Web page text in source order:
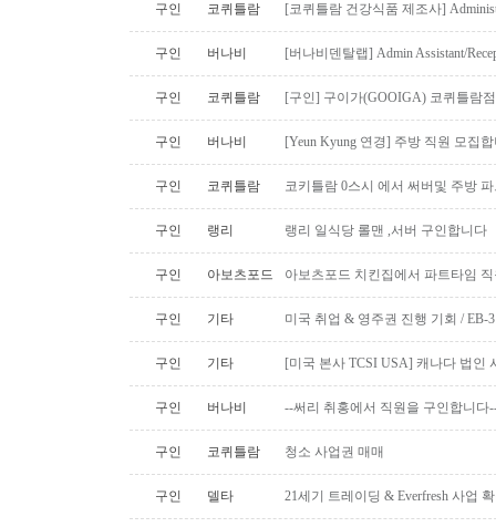
구인 코퀴틀람 [코퀴틀람 건강식품 제조사]
구인 버나비 [버나비덴탈랩] Admin Assistant/
구인 코퀴틀람 [구인] 구이가(GOOIGA) 코퀴틀람
구인 버나비 [Yeun Kyung 연경] 주방 직원 모집
구인 코퀴틀람 코키틀람 0스시 에서 써버및 주방
구인 랭리 랭리 일식당 롤맨 ,서버 구인합니다
구인 아보츠포드 아보츠포드 치킨집에서 파트타임
구인 기타 미국 취업 & 영주권 진행 기회 / EB-
구인 기타 [미국 본사 TCSI USA] 캐나다 법인
구인 버나비 --써리 취홍에서 직원을 구인합니다
구인 코퀴틀람 청소 사업권 매매
구인 델타 21세기 트레이딩 & Everfresh 사업